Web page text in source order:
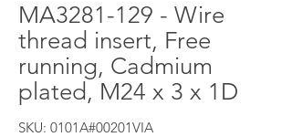
MA3281-129 - Wire
thread insert, Free
running, Cadmium
plated, M24 x 3 x 1D
SKU: 0101A#00201VIA